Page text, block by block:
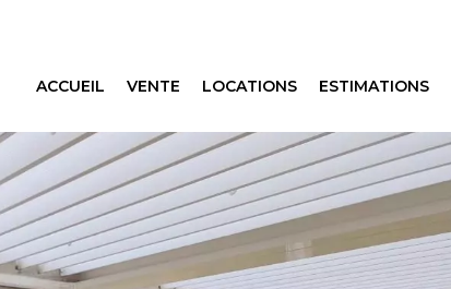
ACCUEIL VENTE LOCATIONS ESTIMATIONS